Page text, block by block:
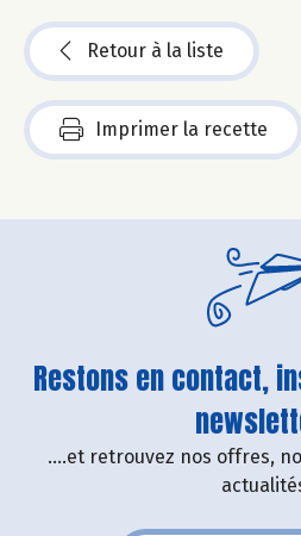
Retour à la liste
Imprimer la recette
Restons en contact,
....et retrouvez nos offres,